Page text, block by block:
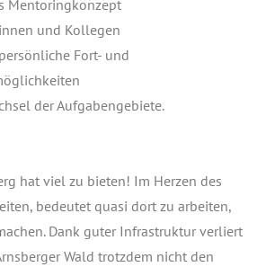
Mentoringkonzept
und Kollegen
Fort- und
der Aufgabengebiete.
hat viel zu bie­ten! Im Her­zen des
bedeu­tet qua­si dort zu arbei­ten,
Dank guter Infra­struk­tur ver­liert
Wald trotz­dem nicht den